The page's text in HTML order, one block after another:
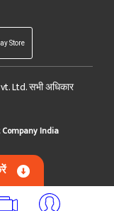
Store
Ltd. सभी अधिकार
India